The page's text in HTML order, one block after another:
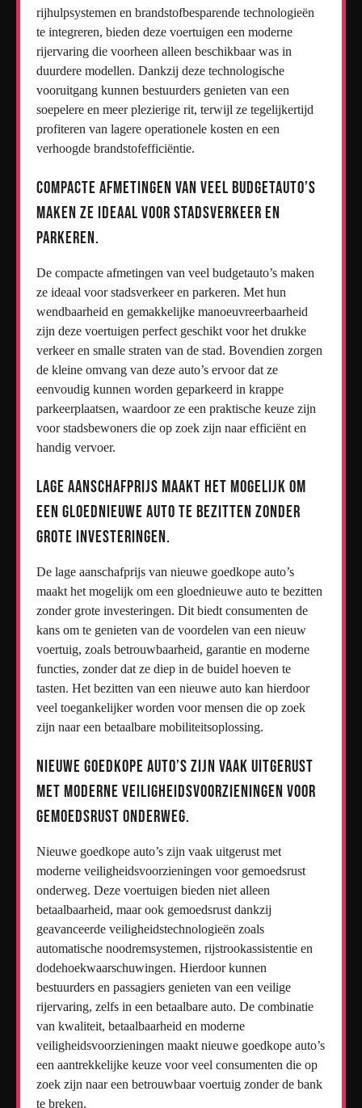
rijhulpsystemen en brandstofbesparende technologieën
te integreren, bieden deze voertuigen een moderne
rijervaring die voorheen alleen beschikbaar was in
duurdere modellen. Dankzij deze technologische
vooruitgang kunnen bestuurders genieten van een
soepelere en meer plezierige rit, terwijl ze tegelijkertijd
profiteren van lagere operationele kosten en een
verhoogde brandstofefficiëntie.
Compacte afmetingen van veel budgetauto’s
maken ze ideaal voor stadsverkeer en
parkeren.
De compacte afmetingen van veel budgetauto’s maken
ze ideaal voor stadsverkeer en parkeren. Met hun
wendbaarheid en gemakkelijke manoeuvreerbaarheid
zijn deze voertuigen perfect geschikt voor het drukke
verkeer en smalle straten van de stad. Bovendien zorgen
de kleine omvang van deze auto’s ervoor dat ze
eenvoudig kunnen worden geparkeerd in krappe
parkeerplaatsen, waardoor ze een praktische keuze zijn
voor stadsbewoners die op zoek zijn naar efficiënt en
handig vervoer.
Lage aanschafprijs maakt het mogelijk om
een gloednieuwe auto te bezitten zonder
grote investeringen.
De lage aanschafprijs van nieuwe goedkope auto’s
maakt het mogelijk om een gloednieuwe auto te bezitten
zonder grote investeringen. Dit biedt consumenten de
kans om te genieten van de voordelen van een nieuw
voertuig, zoals betrouwbaarheid, garantie en moderne
functies, zonder dat ze diep in de buidel hoeven te
tasten. Het bezitten van een nieuwe auto kan hierdoor
veel toegankelijker worden voor mensen die op zoek
zijn naar een betaalbare mobiliteitsoplossing.
Nieuwe goedkope auto’s zijn vaak uitgerust
met moderne veiligheidsvoorzieningen voor
gemoedsrust onderweg.
Nieuwe goedkope auto’s zijn vaak uitgerust met
moderne veiligheidsvoorzieningen voor gemoedsrust
onderweg. Deze voertuigen bieden niet alleen
betaalbaarheid, maar ook gemoedsrust dankzij
geavanceerde veiligheidstechnologieën zoals
automatische noodremsystemen, rijstrookassistentie en
dodehoekwaarschuwingen. Hierdoor kunnen
bestuurders en passagiers genieten van een veilige
rijervaring, zelfs in een betaalbare auto. De combinatie
van kwaliteit, betaalbaarheid en moderne
veiligheidsvoorzieningen maakt nieuwe goedkope auto’s
een aantrekkelijke keuze voor veel consumenten die op
zoek zijn naar een betrouwbaar voertuig zonder de bank
te breken.